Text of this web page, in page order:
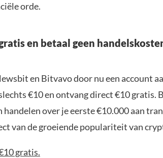
orde.
en betaal geen
en Bitvavo door nu een account
€10 en ontvang direct €10 gratis.
handelen over je eerste €10.000 aan
van de groeiende populariteit van
gratis.